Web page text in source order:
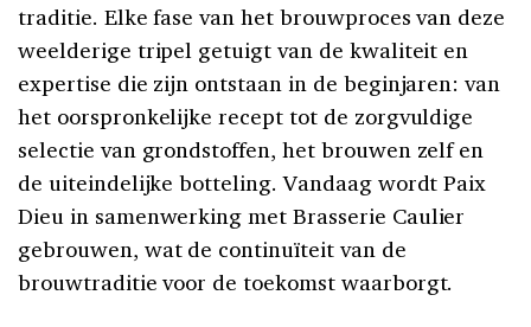
traditie. Elke fase van het brouwproces van deze
weelderige tripel getuigt van de kwaliteit en
expertise die zijn ontstaan in de beginjaren: van
het oorspronkelijke recept tot de zorgvuldige
selectie van grondstoffen, het brouwen zelf en
de uiteindelijke botteling. Vandaag wordt Paix
Dieu in samenwerking met Brasserie Caulier
gebrouwen, wat de continuïteit van de
brouwtraditie voor de toekomst waarborgt.